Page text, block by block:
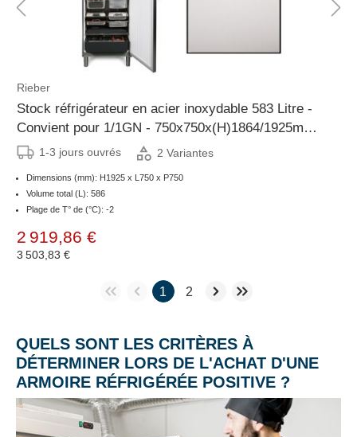
Rieber
Stock réfrigérateur en acier inoxydable 583 Litre -
Convient pour 1/1GN - 750x750x(H)1864/1925mm -
Porte gauche ou droite
1-3 jours ouvrés 2 Variantes
Dimensions (mm): H1925 x L750 x P750
Volume total (L): 586
Plage de T° de (°C): -2
2 919,86 €
3 503,83 €
1 2
QUELS SONT LES CRITÈRES À
DÉTERMINER LORS DE L'ACHAT D'UNE
ARMOIRE RÉFRIGÉRÉE POSITIVE ?